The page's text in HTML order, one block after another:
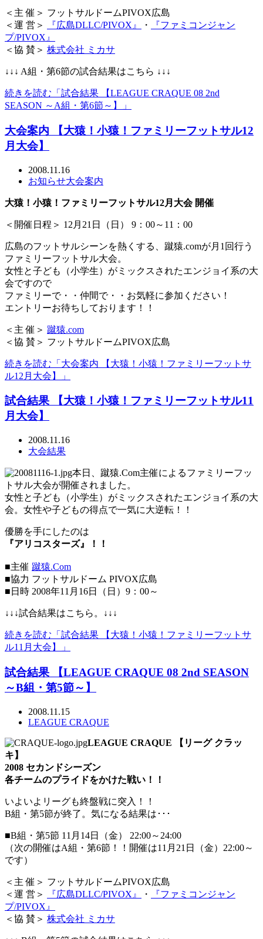
＜主 催＞ フットサルドームPIVOX広島
＜運 営＞
『広島DLLC/PIVOX』 ・
『ファミコンジャン
プ/PIVOX』
＜協 賛＞ 株式会社 ミカサ
↓↓↓ A組・第6節の試合結果はこちら ↓↓↓
続きを読む「試合結果 【LEAGUE CRAQUE 08 2nd
SEASON ～A組・第6節～】」
大会案内 【大猿！小猿！ファミリーフットサル12
月大会】
2008.11.16
お知らせ大会案内
大猿！小猿！ファミリーフットサル12月大会 開催
＜開催日程＞ 12月21日（日） 9：00～11：00
広島のフットサルシーンを熱くする、蹴猿.comが月1回行う
ファミリーフットサル大会。
女性と子ども（小学生）がミックスされたエンジョイ系の大
会ですので
ファミリーで・・仲間で・・お気軽に参加ください！
エントリーお待ちしております！！
＜主 催＞ 蹴猿.com
＜協 賛＞ フットサルドームPIVOX広島
続きを読む「大会案内 【大猿！小猿！ファミリーフットサ
ル12月大会】」
試合結果 【大猿！小猿！ファミリーフットサル11
月大会】
2008.11.16
大会結果
本日、蹴猿.Com主催によるファミリーフッ
トサル大会が開催されました。
女性と子ども（小学生）がミックスされたエンジョイ系の大
会。女性や子どもの得点で一気に大逆転！！
優勝を手にしたのは
『アリコスターズ』！！
■主催 蹴猿.Com
■協力 フットサルドーム PIVOX広島
■日時 2008年11月16日（日）9：00～
↓↓↓試合結果はこちら。↓↓↓
続きを読む「試合結果 【大猿！小猿！ファミリーフットサ
ル11月大会】」
試合結果 【LEAGUE CRAQUE 08 2nd SEASON
～B組・第5節～】
2008.11.15
LEAGUE CRAQUE
LEAGUE CRAQUE 【リーグ クラッ
キ】
2008 セカンドシーズン
各チームのプライドをかけた戦い！！
いよいよリーグも終盤戦に突入！！
B組・第5節が終了。気になる結果は･･･
■B組・第5節 11月14日（金） 22:00～24:00
（次の開催はA組・第6節！！開催は11月21日（金）22:00～
です）
＜主 催＞ フットサルドームPIVOX広島
＜運 営＞
『広島DLLC/PIVOX』 ・
『ファミコンジャン
プ/PIVOX』
＜協 賛＞ 株式会社 ミカサ